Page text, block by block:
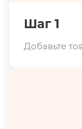
Шаг 1
Добавьте